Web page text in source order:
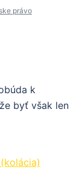
právo
k
byť však len